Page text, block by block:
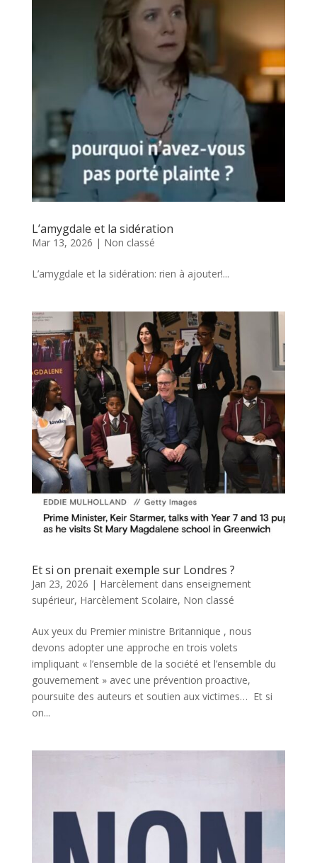
L’amygdale et la sidération
Mar 13, 2026 | Non classé
L’amygdale et la sidération: rien à ajouter!...
Et si on prenait exemple sur Londres ?
Jan 23, 2026 | Harcèlement dans enseignement
supérieur, Harcèlement Scolaire, Non classé
Aux yeux du Premier ministre Britannique , nous
devons adopter une approche en trois volets
impliquant « l’ensemble de la société et l’ensemble du
gouvernement » avec une prévention proactive,
poursuite des auteurs et soutien aux victimes… Et si
on...